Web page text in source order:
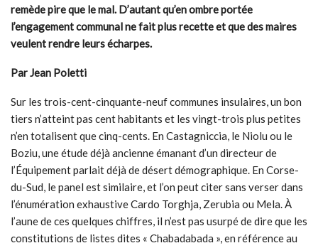
remède pire que le mal. D’autant qu’en ombre portée
l’engagement communal ne fait plus recette et que des maires
veulent rendre leurs écharpes.
Par Jean Poletti
Sur les trois-cent-cinquante-neuf communes insulaires, un bon
tiers n’atteint pas cent habitants et les vingt-trois plus petites
n’en totalisent que cinq-cents. En Castagniccia, le Niolu ou le
Boziu, une étude déjà ancienne émanant d’un directeur de
l’Équipement parlait déjà de désert démographique. En Corse-
du-Sud, le panel est similaire, et l’on peut citer sans verser dans
l’énumération exhaustive Cardo Torghja, Zerubia ou Mela. À
l’aune de ces quelques chiffres, il n’est pas usurpé de dire que les
constitutions de listes dites « Chabadabada », en référence au